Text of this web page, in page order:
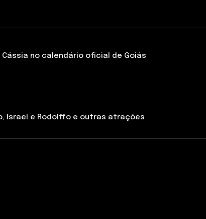
no calendário oficial de Goiás
Israel e Rodolffo e outras atrações